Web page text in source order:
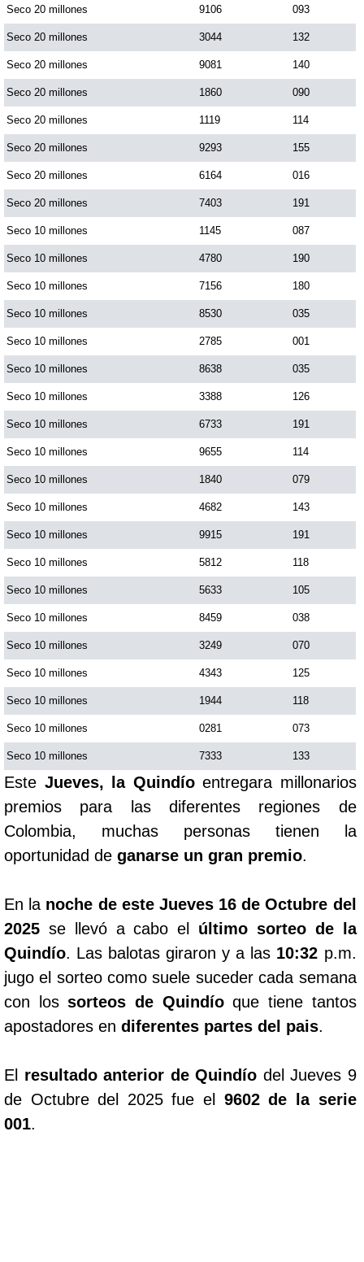
Seco 20 millones 9106 093
Seco 20 millones 3044 132
Seco 20 millones 9081 140
Seco 20 millones 1860 090
Seco 20 millones 1119 114
Seco 20 millones 9293 155
Seco 20 millones 6164 016
Seco 20 millones 7403 191
Seco 10 millones 1145 087
Seco 10 millones 4780 190
Seco 10 millones 7156 180
Seco 10 millones 8530 035
Seco 10 millones 2785 001
Seco 10 millones 8638 035
Seco 10 millones 3388 126
Seco 10 millones 6733 191
Seco 10 millones 9655 114
Seco 10 millones 1840 079
Seco 10 millones 4682 143
Seco 10 millones 9915 191
Seco 10 millones 5812 118
Seco 10 millones 5633 105
Seco 10 millones 8459 038
Seco 10 millones 3249 070
Seco 10 millones 4343 125
Seco 10 millones 1944 118
Seco 10 millones 0281 073
Seco 10 millones 7333 133
Este Jueves, la Quindíoentregara millonarios
premios para las diferentes regiones de
Colombia, muchas personas tienen la
oportunidad de ganarse un gran premio.
En la noche de este Jueves 16 de Octubre del
2025 se llevó a cabo el último sorteo de la
Quindío. Las balotas giraron y a las 10:32 p.m.
jugo el sorteo como suele suceder cada semana
con lossorteos de Quindíoque tiene tantos
apostadores en diferentes partes del pais.
El resultado anterior de Quindío del Jueves 9
de Octubre del 2025 fue el 9602 de la serie
001.